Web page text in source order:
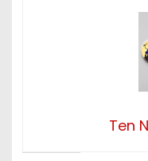
Ten